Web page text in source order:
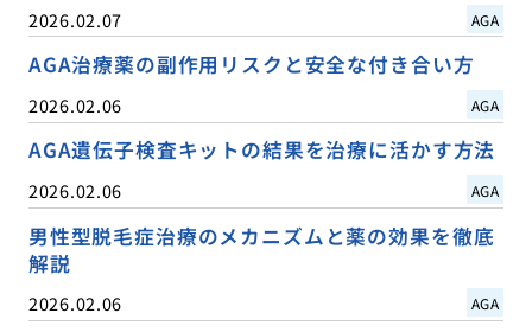
2026.02.07 AGA
AGA治療薬の副作用リスクと安全な付き合い方
2026.02.06 AGA
AGA遺伝子検査キットの結果を治療に活かす方法
2026.02.06 AGA
男性型脱毛症治療のメカニズムと薬の効果を徹底
解説
2026.02.06 AGA